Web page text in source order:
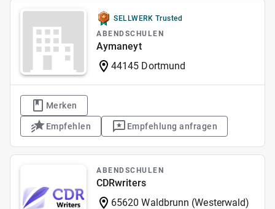
SELLWERK Trusted
ABENDSCHULEN
Aymaneyt
44145 Dortmund
Merken
Empfehlen Empfehlung anfragen
ABENDSCHULEN
CDRwriters
65620 Waldbrunn (Westerwald)